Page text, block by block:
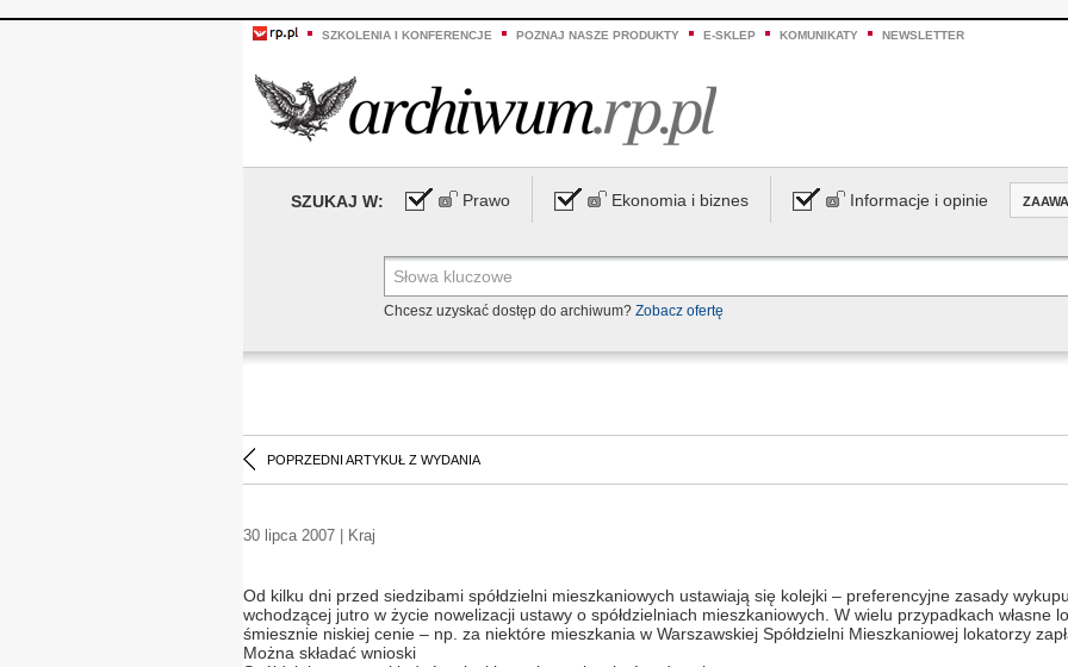
SZKOLENIA I KONFERENCJE POZNAJ NASZE PRODUKTY E-SKLEP KOMUNIKATY NEWSLETTER
SZUKAJ W: Prawo Ekonomia i biznes Informacje i opinie
Chcesz uzyskać dostęp do archiwum? Zobacz ofertę
POPRZEDNI ARTYKUŁ Z WYDANIA
30 lipca 2007 | Kraj
Od kilku dni przed siedzibami spółdzielni mieszkaniowych ustawiają się kolejki – preferencyjne zasady
wchodzącej jutro w życie nowelizacji ustawy o spółdzielniach mieszkaniowych. W wielu przypadkach własne
śmiesznie niskiej cenie – np. za niektóre mieszkania w Warszawskiej Spółdzielni Mieszkaniowej lokatorzy
Można składać wnioski